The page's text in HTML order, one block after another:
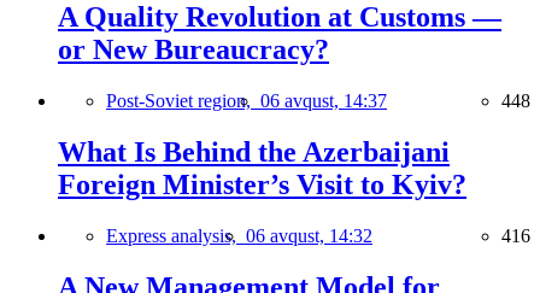
A Quality Revolution at Customs —
or New Bureaucracy?
Post-Soviet region, 06 avqust, 14:37 448
What Is Behind the Azerbaijani
Foreign Minister’s Visit to Kyiv?
Express analysis, 06 avqust, 14:32 416